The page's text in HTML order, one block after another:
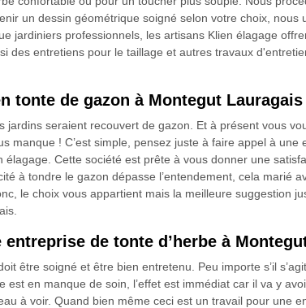
un dessin géométrique soigné selon votre choix, nous
jardiniers professionnels, les artisans Klien élagage
des entretiens pour le taillage et autres travaux
tonte de gazon à Montegut Lauragais
jardins seraient recouvert de gazon. Et à présent vous
manque ! C’est simple, pensez juste à faire appel à une
élagage. Cette société est prête à vous donner une
à tondre le gazon dépasse l’entendement, cela marié
le choix vous appartient mais la meilleure suggestion
entreprise de tonte d’herbe à
être soigné et être bien entretenu. Peu importe s’il
est en manque de soin, l’effet est immédiat car il va y
à voir. Quand bien même ceci est un travail pour une